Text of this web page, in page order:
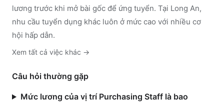
lương trước khi mở bài gốc để ứng tuyển. Tại Long An,
nhu cầu tuyển dụng khác luôn ở mức cao với nhiều cơ
hội hấp dẫn.
Xem tất cả việc khác →
Câu hỏi thường gặp
Mức lương của vị trí Purchasing Staff là bao